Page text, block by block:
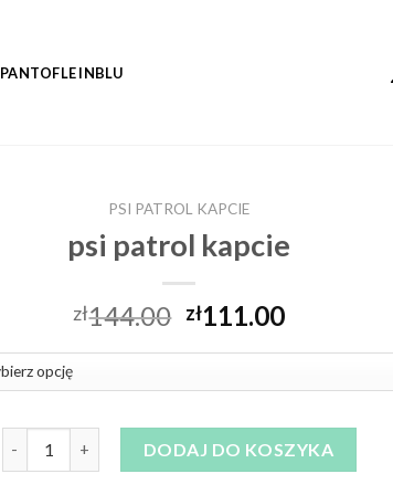
PANTOFLE INBLU
PSI PATROL KAPCIE
psi patrol kapcie
zł144.00 zł111.00
DODAJ DO KOSZYKA